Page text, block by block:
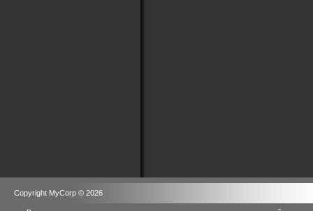
Copyright MyCorp © 2026